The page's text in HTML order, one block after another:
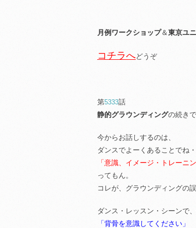
月例ワークショップ＆東京ユ
コチラへどうぞ
第5333話
静的グラウンディングの続きで
今からお話しするのは、
ダンスでよーくあることでね・
「意識、イメージ・トレーニ
ってもん。
コレが、グラウンディングの
ダンス・レッスン・シーンで
「背骨を意識してください」